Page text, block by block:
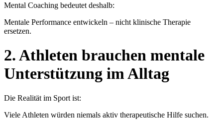
Mental Coaching bedeutet deshalb:
Mentale Performance entwickeln – nicht klinische Therapie
ersetzen.
2. Athleten brauchen mentale
Unterstützung im Alltag
Die Realität im Sport ist:
Viele Athleten würden niemals aktiv therapeutische Hilfe suchen.